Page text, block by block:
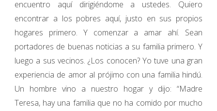
encuentro aquí dirigiéndome a ustedes. Quiero
encontrar a los pobres aquí, justo en sus propios
hogares primero. Y comenzar a amar ahí. Sean
portadores de buenas noticias a su familia primero. Y
luego a sus vecinos. ¿Los conocen? Yo tuve una gran
experiencia de amor al prójimo con una familia hindú.
Un hombre vino a nuestro hogar y dijo: “Madre
Teresa, hay una familia que no ha comido por mucho